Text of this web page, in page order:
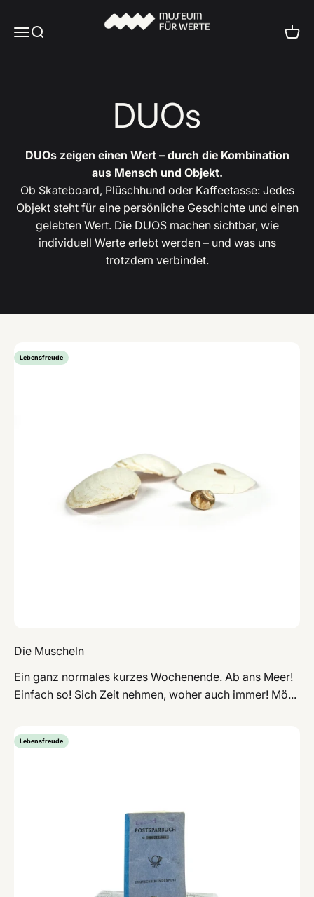
MenüSuche
Museum für Werte
DUOs
DUOs zeigen einen Wert – durch die Kombination
aus Mensch und Objekt.
Ob Skateboard, Plüschhund oder Kaffeetasse: Jedes
Objekt steht für eine persönliche Geschichte und einen
gelebten Wert. Die DUOS machen sichtbar, wie
individuell Werte erlebt werden – und was uns
trotzdem verbindet.
Lebensfreude
Die Muscheln
Ein ganz normales kurzes Wochenende. Ab ans Meer!
Einfach so! Sich Zeit nehmen, woher auch immer! Mö...
Lebensfreude